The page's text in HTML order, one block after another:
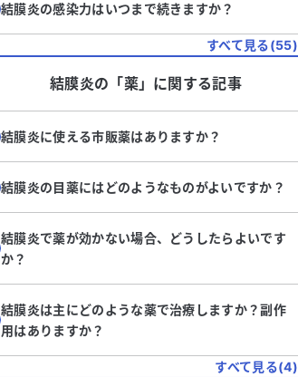
結膜炎の感染力はいつまで続きますか？
すべて見る(55)
結膜炎の「薬」に関する記事
結膜炎に使える市販薬はありますか？
結膜炎の目薬にはどのようなものがよいですか？
結膜炎で薬が効かない場合、どうしたらよいです
か？
結膜炎は主にどのような薬で治療しますか？副作
用はありますか？
すべて見る(4)